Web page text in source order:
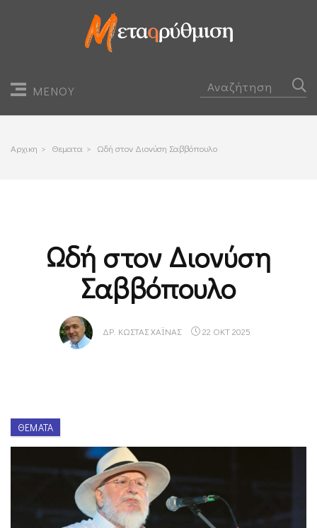
ΜΕΝΟΥ
Αρχικη > Θεματα > Ωδή στον Διονύση Σαββόπουλο
Ωδή στον Διονύση
Σαββόπουλο
ΔΡ. ΚΏΣΤΑΣ ΧΑΪΝΆΣ 22 ΟΚΤ 2025
ΘΈΜΑΤΑ